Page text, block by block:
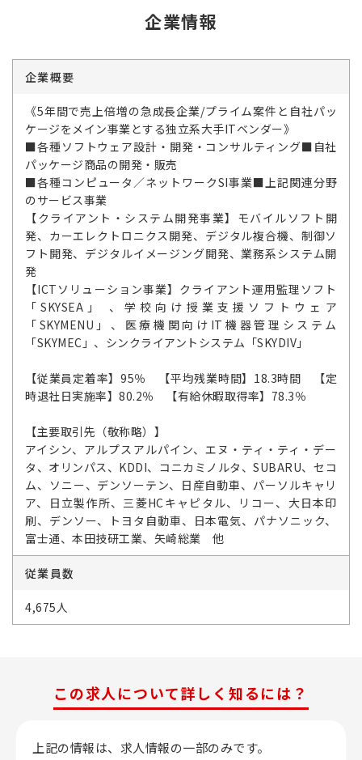
企業情報
企業概要
《5年間で売上倍増の急成長企業/プライム案件と自社パッ
ケージをメイン事業とする独立系大手ITベンダー》
■各種ソフトウェア設計・開発・コンサルティング■自社
パッケージ商品の開発・販売
■各種コンピュータ／ネットワークSI事業■上記関連分野
のサービス事業
【クライアント・システム開発事業】モバイルソフト開
発、カーエレクトロニクス開発、デジタル複合機、制御ソ
フト開発、デジタルイメージング開発、業務系システム開
発
【ICTソリューション事業】クライアント運用監理ソフト
「SKYSEA」 、学校向け授業支援ソフトウェア
「SKYMENU」、医療機関向けIT機器管理システム
「SKYMEC」、シンクライアントシステム「SKYDIV」
【従業員定着率】95％ 【平均残業時間】18.3時間 【定
時退社日実施率】80.2％ 【有給休暇取得率】78.3％
【主要取引先（敬称略）】
アイシン、アルプスアルパイン、エヌ・ティ・ティ・デー
タ、オリンパス、KDDI、コニカミノルタ、SUBARU、セコ
ム、ソニー、デンソーテン、日産自動車、パーソルキャリ
ア、日立製作所、三菱HCキャピタル、リコー、大日本印
刷、デンソー、トヨタ自動車、日本電気、パナソニック、
富士通、本田技研工業、矢崎総業 他
従業員数
4,675人
この求人について詳しく知るには？
上記の情報は、求人情報の一部のみです。